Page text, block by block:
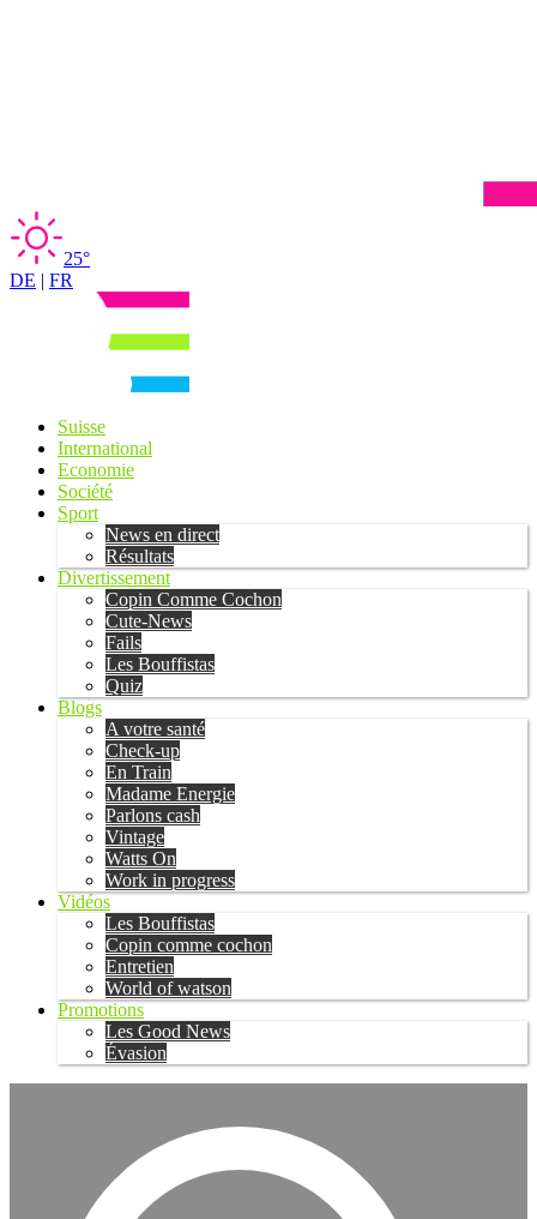
25°
DE | FR
Suisse
International
Economie
Société
Sport
News en direct
Résultats
Divertissement
Copin Comme Cochon
Cute-News
Fails
Les Bouffistas
Quiz
Blogs
A votre santé
Check-up
En Train
Madame Energie
Parlons cash
Vintage
Watts On
Work in progress
Vidéos
Les Bouffistas
Copin comme cochon
Entretien
World of watson
Promotions
Les Good News
Évasion